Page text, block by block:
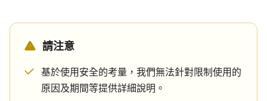
請注意
基於使用安全的考量，我們無法針對限制使用的
原因及期間等提供詳細說明。